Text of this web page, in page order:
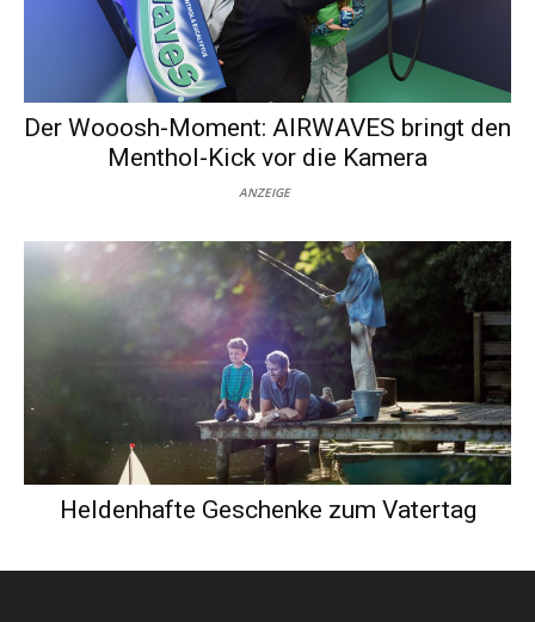
Der Wooosh-Moment: AIRWAVES bringt den
Menthol-Kick vor die Kamera
ANZEIGE
Heldenhafte Geschenke zum Vatertag